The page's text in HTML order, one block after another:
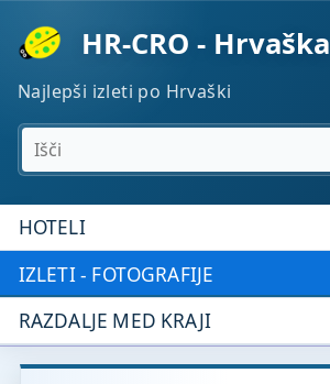
HR-CRO - Hrvaška
Najlepši izleti po Hrvaški
HOTELI
IZLETI - FOTOGRAFIJE
RAZDALJE MED KRAJI